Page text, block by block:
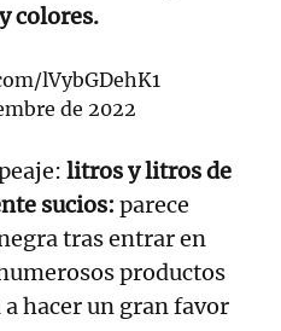
colores.
lVybGDehK1
de 2022
litros y litros de
sucios: parece
tras entrar en
productos
hacer un gran favor